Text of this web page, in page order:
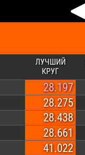
ЛУЧШИЙ
КРУГ
28.197
28.275
28.438
28.661
41.022